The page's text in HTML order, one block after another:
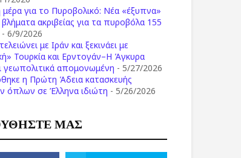
για το Πυροβολικό: Νέα «έξυπνα»
βλήματα ακριβείας για τα πυροβόλα 155
- 6/9/2026
με Ιράν και ξεκινάει με
Τουρκία και Ερντογάν–Η Άγκυρα
γεωπολιτικά απομονωμένη - 5/27/2026
η Πρώτη Άδεια κατασκευής
όπλων σε Έλληνα ιδιώτη - 5/26/2026
ΜΑΣ